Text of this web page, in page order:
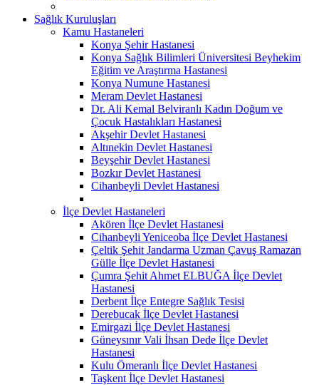
Sağlık Kuruluşları
Kamu Hastaneleri
Konya Şehir Hastanesi
Konya Sağlık Bilimleri Üniversitesi Beyhekim
Eğitim ve Araştırma Hastanesi
Konya Numune Hastanesi
Meram Devlet Hastanesi
Dr. Ali Kemal Belviranlı Kadın Doğum ve
Çocuk Hastalıkları Hastanesi
Akşehir Devlet Hastanesi
Altınekin Devlet Hastanesi
Beyşehir Devlet Hastanesi
Bozkır Devlet Hastanesi
Cihanbeyli Devlet Hastanesi
İlçe Devlet Hastaneleri
Akören İlçe Devlet Hastanesi
Cihanbeyli Yeniceoba İlçe Devlet Hastanesi
Çeltik Şehit Jandarma Uzman Çavuş Ramazan
Gülle İlçe Devlet Hastanesi
Çumra Şehit Ahmet ELBUĞA İlçe Devlet
Hastanesi
Derbent İlçe Entegre Sağlık Tesisi
Derebucak İlçe Devlet Hastanesi
Emirgazi İlçe Devlet Hastanesi
Güneysınır Vali İhsan Dede İlçe Devlet
Hastanesi
Kulu Ömeranlı İlçe Devlet Hastanesi
Taşkent İlçe Devlet Hastanesi